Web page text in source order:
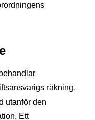
räkning.
utanför den
Ett